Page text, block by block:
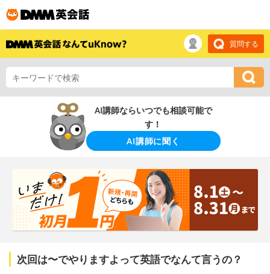
質問する
AI講師ならいつでも相談可能で
す！
AI講師に聞く
次回は〜でやりますよって英語でなんて言うの？